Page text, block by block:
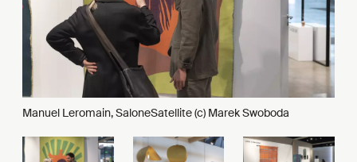
Manuel Leromain, SaloneSatellite (c) Marek Swoboda